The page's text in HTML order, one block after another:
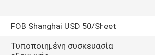
FOB Shanghai USD 50/Sheet
Τυποποιημένη συσκευασία